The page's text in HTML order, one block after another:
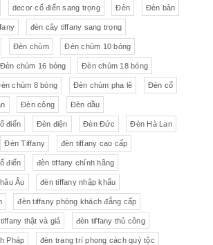
decor cổ điển sang trọng Đèn Đèn bàn
đèn cây tiffany sang trọng
Đèn chùm Đèn chùm 10 bóng
Đèn chùm 16 bóng Đèn chùm 18 bóng
chùm 8 bóng Đèn chùm pha lê Đèn cổ
Đèn công Đèn dầu
điển Đèn điện Đèn Đức Đèn Hà Lan
Đèn Tiffany đèn tiffany cao cấp
điển đèn tiffany chính hãng
Âu đèn tiffany nhập khẩu
đèn tiffany phòng khách đẳng cấp
thật và giả đèn tiffany thủ công
Pháp đèn trang trí phong cách quý tộc